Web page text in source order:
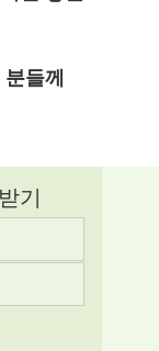
들께
기